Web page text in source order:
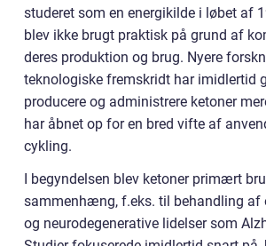
studeret som en energikilde i løbet af
blev ikke brugt praktisk på grund af
deres produktion og brug. Nyere
teknologiske fremskridt har imidlertid
producere og administrere ketoner
har åbnet op for en bred vifte af
cykling.
I begyndelsen blev ketoner primært
sammenhæng, f.eks. til behandling af
og neurodegenerative lidelser som